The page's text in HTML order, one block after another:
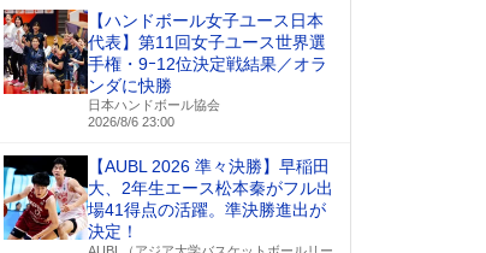
【ハンドボール女子ユース日本
代表】第11回女子ユース世界選
手権・9ｰ12位決定戦結果／オラ
ンダに快勝
日本ハンドボール協会
2026/8/6 23:00
【AUBL 2026 準々決勝】早稲田
大、2年生エース松本秦がフル出
場41得点の活躍。準決勝進出が
決定！